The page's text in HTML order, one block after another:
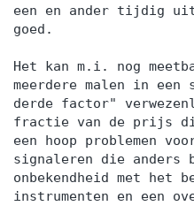
een en ander tijdig
goed.
Het kan m.i. nog
meerdere malen in
derde factor"
fractie van de prijs
een hoop problemen
signaleren die
onbekendheid met het
instrumenten en een